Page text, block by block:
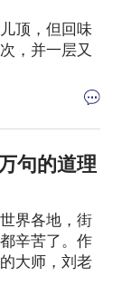
顶，但回味
，并一层又
句的道理
界各地，街
辛苦了。作
大师，刘老